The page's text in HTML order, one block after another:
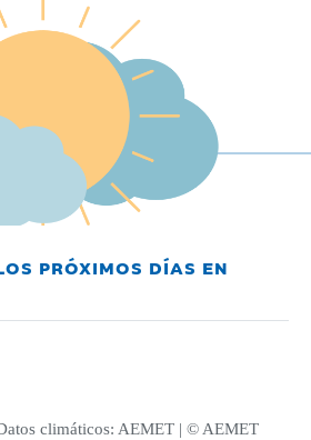
PRÓXIMOS DÍAS EN
climáticos: AEMET | © AEMET